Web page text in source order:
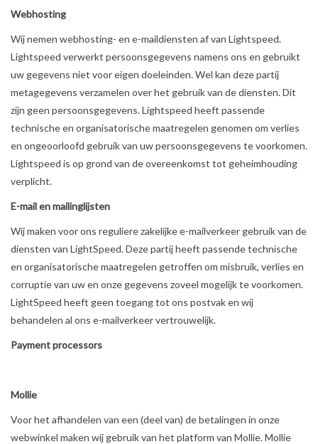
Webhosting
Wij nemen webhosting- en e-maildiensten af van Lightspeed.
Lightspeed verwerkt persoonsgegevens namens ons en gebruikt
uw gegevens niet voor eigen doeleinden. Wel kan deze partij
metagegevens verzamelen over het gebruik van de diensten. Dit
zijn geen persoonsgegevens. Lightspeed heeft passende
technische en organisatorische maatregelen genomen om verlies
en ongeoorloofd gebruik van uw persoonsgegevens te voorkomen.
Lightspeed is op grond van de overeenkomst tot geheimhouding
verplicht.
E-mail en mailinglijsten
Wij maken voor ons reguliere zakelijke e-mailverkeer gebruik van de
diensten van LightSpeed. Deze partij heeft passende technische
en organisatorische maatregelen getroffen om misbruik, verlies en
corruptie van uw en onze gegevens zoveel mogelijk te voorkomen.
LightSpeed heeft geen toegang tot ons postvak en wij
behandelen al ons e-mailverkeer vertrouwelijk.
Payment processors
Mollie
Voor het afhandelen van een (deel van) de betalingen in onze
webwinkel maken wij gebruik van het platform van Mollie. Mollie